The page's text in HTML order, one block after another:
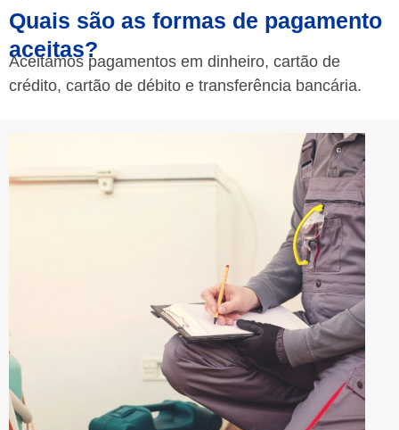
Quais são as formas de pagamento
aceitas?
Aceitamos pagamentos em dinheiro, cartão de
crédito, cartão de débito e transferência bancária.